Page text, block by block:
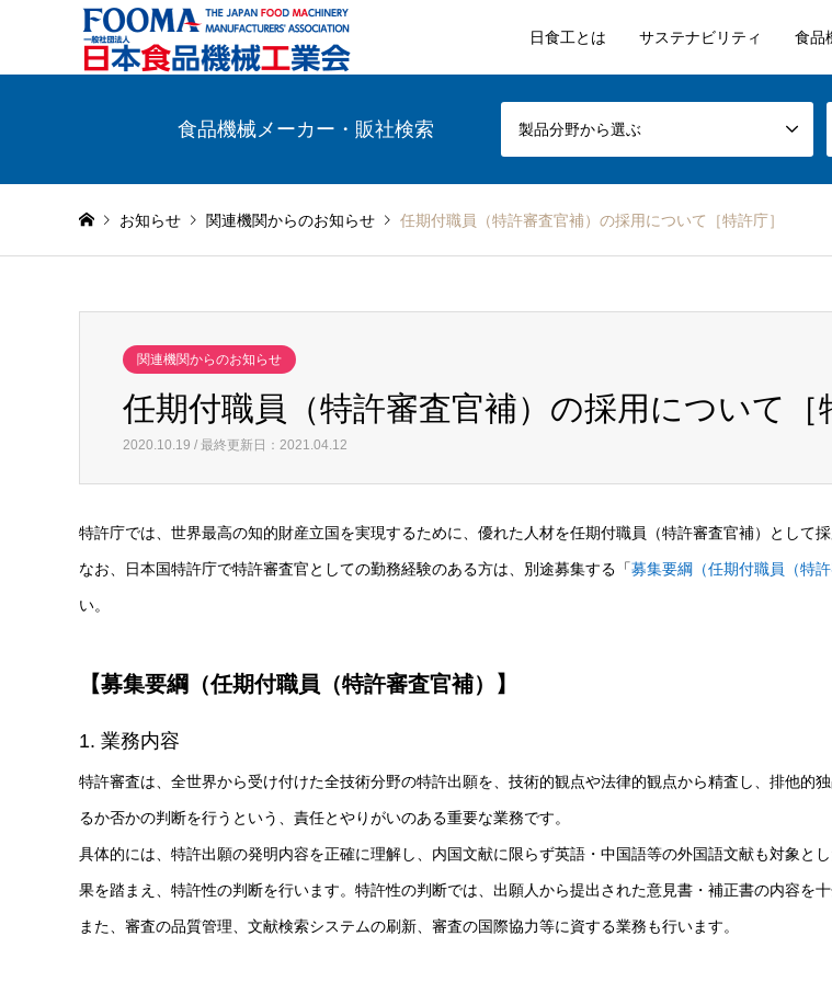
日食工とは サステナビリティ 食品
食品機械メーカー・販社検索 製品分野から選ぶ
お知らせ 関連機関からのお知らせ 任期付職員（特許審査官補）の採用について［特許庁］
関連機関からのお知らせ
任期付職員（特許審査官補）の採用について［
2020.10.19 / 最終更新日：2021.04.12
特許庁では、世界最高の知的財産立国を実現するために、優れた人材を任期付職員（特許審査官補）として採
なお、日本国特許庁で特許審査官としての勤務経験のある方は、別途募集する「募集要綱（任期付職員（特許
い。
【募集要綱（任期付職員（特許審査官補）】
1. 業務内容
特許審査は、全世界から受け付けた全技術分野の特許出願を、技術的観点や法律的観点から精査し、排他的
るか否かの判断を行うという、責任とやりがいのある重要な業務です。
具体的には、特許出願の発明内容を正確に理解し、内国文献に限らず英語・中国語等の外国語文献も対象と
果を踏まえ、特許性の判断を行います。特許性の判断では、出願人から提出された意見書・補正書の内容を十
また、審査の品質管理、文献検索システムの刷新、審査の国際協力等に資する業務も行います。